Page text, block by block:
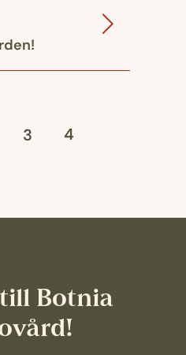
3 4
Botnia